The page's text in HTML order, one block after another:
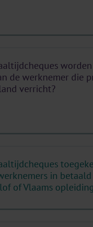
worden
de werknemer die
verricht?
in betaald
of Vlaams